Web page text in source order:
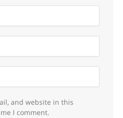
and website in this
I comment.